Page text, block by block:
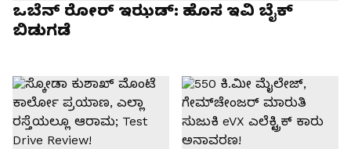
ಒಬೆನ್ ರೋರ್ ಇಝಡ್: ಹೊಸ ಇವಿ ಬೈಕ್
ಬಿಡುಗಡೆ